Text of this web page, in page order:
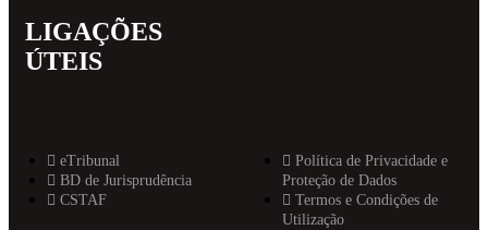
LIGAÇÕES
ÚTEIS
eTribunal
BD de Jurisprudência
CSTAF
Política de Privacidade e
Proteção de Dados
Termos e Condições de
Utilização